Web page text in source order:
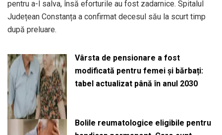
pentru a-l salva, însă eforturile au fost zadarnice. Spitalul
Județean Constanța a confirmat decesul său la scurt timp
după preluare.
Vârsta de pensionare a fost
modificată pentru femei și bărbați:
tabel actualizat până în anul 2030
Bolile reumatologice eligibile pentru